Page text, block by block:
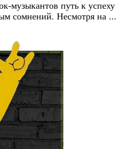
музыкантов путь к успеху
сомнений. Несмотря на ...